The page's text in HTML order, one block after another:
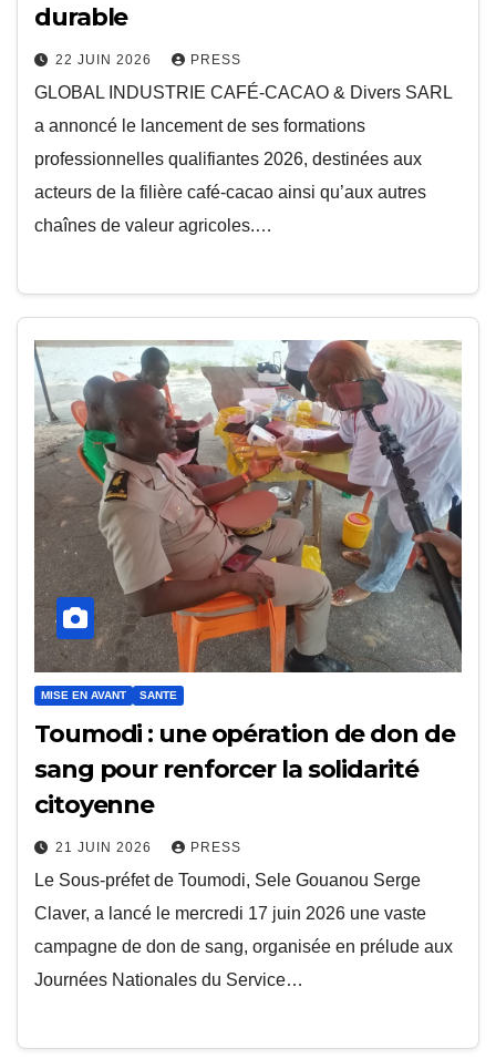
durable
22 JUIN 2026 PRESS
GLOBAL INDUSTRIE CAFÉ-CACAO & Divers SARL
a annoncé le lancement de ses formations
professionnelles qualifiantes 2026, destinées aux
acteurs de la filière café-cacao ainsi qu’aux autres
chaînes de valeur agricoles.…
MISE EN AVANT SANTE
Toumodi : une opération de don de
sang pour renforcer la solidarité
citoyenne
21 JUIN 2026 PRESS
Le Sous-préfet de Toumodi, Sele Gouanou Serge
Claver, a lancé le mercredi 17 juin 2026 une vaste
campagne de don de sang, organisée en prélude aux
Journées Nationales du Service…